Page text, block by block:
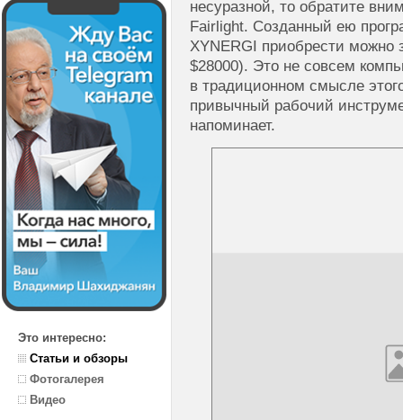
Это интересно:
Статьи и обзоры
Фотогалерея
Видео
несуразной, то обратите
Fairlight. Созданный ею
XYNERGI приобрести можно
$28000). Это не совсем
в традиционном смысле
привычный рабочий
напоминает.